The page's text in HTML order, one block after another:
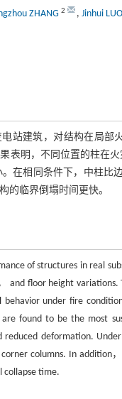
ZHANG 2 , Jinhui LUO
站建筑，对结构在局
表明，不同位置的柱在
在相同条件下，中柱比
的临界倒塌时间更快。
of structures in real
and floor height
under fire
are found to be the most
reduced deformation.
columns. In
collapse time.